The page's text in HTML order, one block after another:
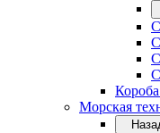
Морская